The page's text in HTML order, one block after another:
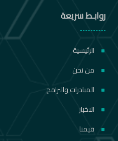
روابـط سريعة
الرئيسية
من نحن
المبادرات والبرامج
الاخبار
قيمنا